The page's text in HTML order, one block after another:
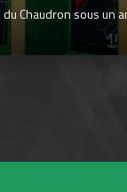
Chaudron sous un